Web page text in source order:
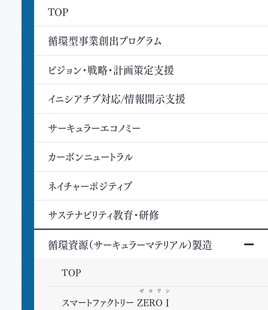
TOP
循環型事業創出プログラム
ビジョン・戦略・計画策定支援
イニシアチブ対応/情報開示支援
サーキュラーエコノミー
カーボンニュートラル
ネイチャーポジティブ
サステナビリティ教育・研修
循環資源（サーキュラーマテリアル）製造
TOP
スマートファクトリー ZEROⅠ
ゼロワン